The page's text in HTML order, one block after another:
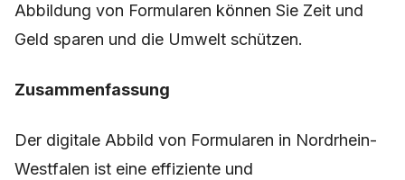
Abbildung von Formularen können Sie Zeit und
Geld sparen und die Umwelt schützen.
Zusammenfassung
Der digitale Abbild von Formularen in Nordrhein-
Westfalen ist eine effiziente und